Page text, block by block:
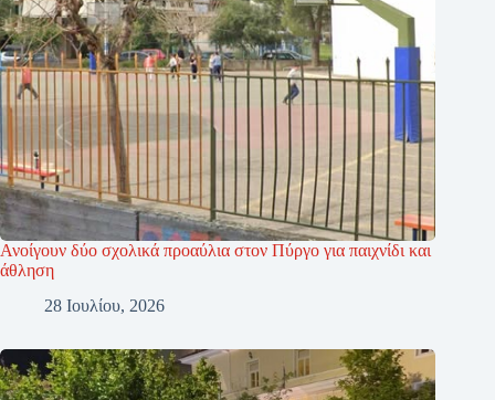
Ανοίγουν δύο σχολικά προαύλια στον Πύργο για παιχνίδι και
άθληση
28 Ιουλίου, 2026